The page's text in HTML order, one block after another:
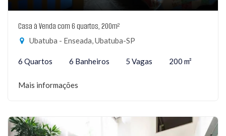
Casa à Venda com 6 quartos, 200m²
Ubatuba - Enseada, Ubatuba-SP
6 Quartos 6 Banheiros 5 Vagas 200 m²
Mais informações